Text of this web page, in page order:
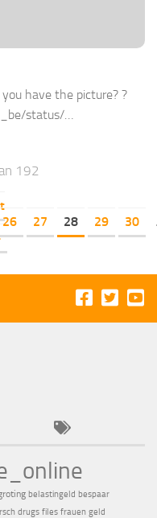
have the picture? ?
status/…
192
26 27 28 29 30
belastingeld bespaar
drugs files frauen geld